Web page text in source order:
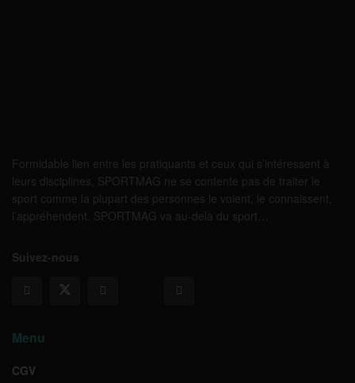
Formidable lien entre les pratiquants et ceux qui s’intéressent à
leurs disciplines, SPORTMAG ne se contente pas de traiter le
sport comme la plupart des personnes le voient, le connaissent,
l’appréhendent. SPORTMAG va au-delà du sport…
Suivez-nous
Menu
CGV